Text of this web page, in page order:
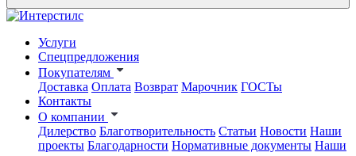
Услуги
Спецпредложения
Покупателям
Доставка Оплата Возврат Марочник ГОСТы
Контакты
О компании
Дилерство Благотворительность Статьи Новости Наши
проекты Благодарности Нормативные документы Наши